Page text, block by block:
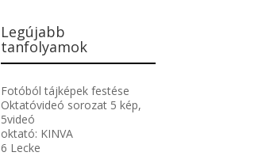
Legújabb
tanfolyamok
Fotóból tájképek festése
Oktatóvideó sorozat 5 kép,
5videó
oktató: KINVA
6 Lecke